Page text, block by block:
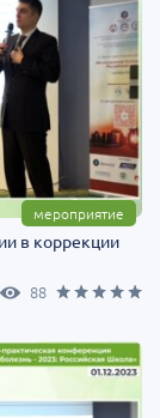
мероприятие
в коррекции
88